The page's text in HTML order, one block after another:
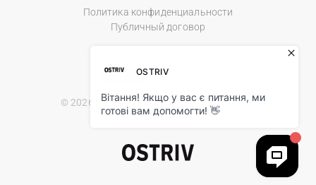
Политика конфиденциальности
Публичный договор
© 2026 Ostriv.ua Store. All Rights Reserved.